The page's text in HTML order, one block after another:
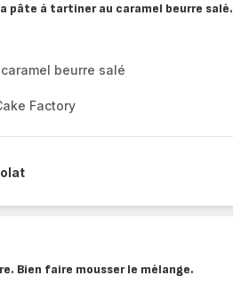
pâte à tartiner au caramel beurre salé.
beurre salé
Factory
Bien faire mousser le mélange.